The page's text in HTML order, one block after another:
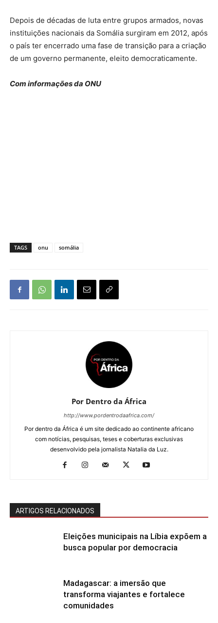
Depois de décadas de luta entre grupos armados, novas
instituições nacionais da Somália surgiram em 2012, após
o país ter encerrado uma fase de transição para a criação
de um governo permanente, eleito democraticamente.
Com informações da ONU
TAGS onu somália
Por Dentro da África
http://www.pordentrodaafrica.com/
Por dentro da África é um site dedicado ao continente africano
com notícias, pesquisas, teses e coberturas exclusivas
desenvolvido pela jornalista Natalia da Luz.
ARTIGOS RELACIONADOS
Eleições municipais na Líbia expõem a
busca popular por democracia
Madagascar: a imersão que
transforma viajantes e fortalece
comunidades